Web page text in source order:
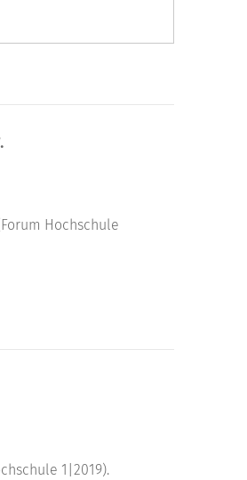
Hochschule
1|2019).